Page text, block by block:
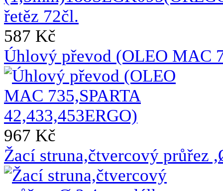
587 Kč
Úhlový převod (OLEO MAC
967 Kč
Žací struna,čtvercový průřez